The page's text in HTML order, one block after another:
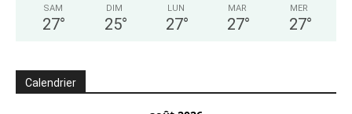
SAM
27°
DIM
25°
LUN
27°
MAR
27°
MER
27°
Calendrier